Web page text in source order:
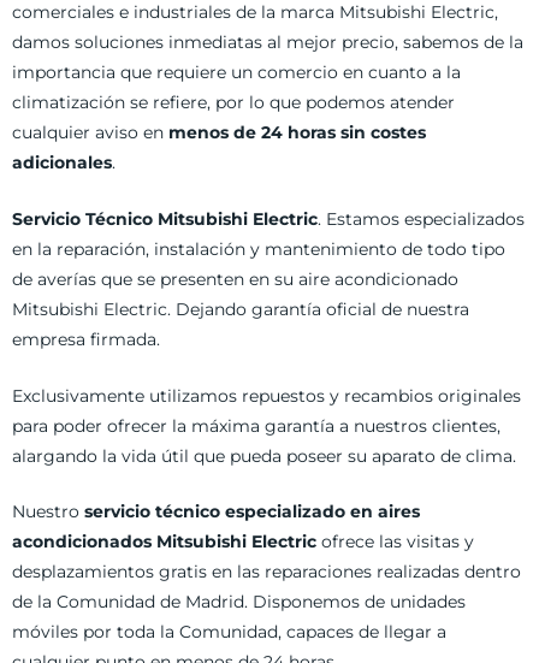
comerciales e industriales de la marca Mitsubishi Electric,
damos soluciones inmediatas al mejor precio, sabemos de la
importancia que requiere un comercio en cuanto a la
climatización se refiere, por lo que podemos atender
cualquier aviso en menos de 24 horas sin costes
adicionales.
Servicio Técnico Mitsubishi Electric. Estamos especializados
en la reparación, instalación y mantenimiento de todo tipo
de averías que se presenten en su aire acondicionado
Mitsubishi Electric. Dejando garantía oficial de nuestra
empresa firmada.
Exclusivamente utilizamos repuestos y recambios originales
para poder ofrecer la máxima garantía a nuestros clientes,
alargando la vida útil que pueda poseer su aparato de clima.
Nuestro servicio técnico especializado en aires
acondicionados Mitsubishi Electric ofrece las visitas y
desplazamientos gratis en las reparaciones realizadas dentro
de la Comunidad de Madrid. Disponemos de unidades
móviles por toda la Comunidad, capaces de llegar a